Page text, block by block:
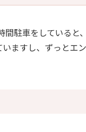
駐車をしている
ますし、ずっとエ